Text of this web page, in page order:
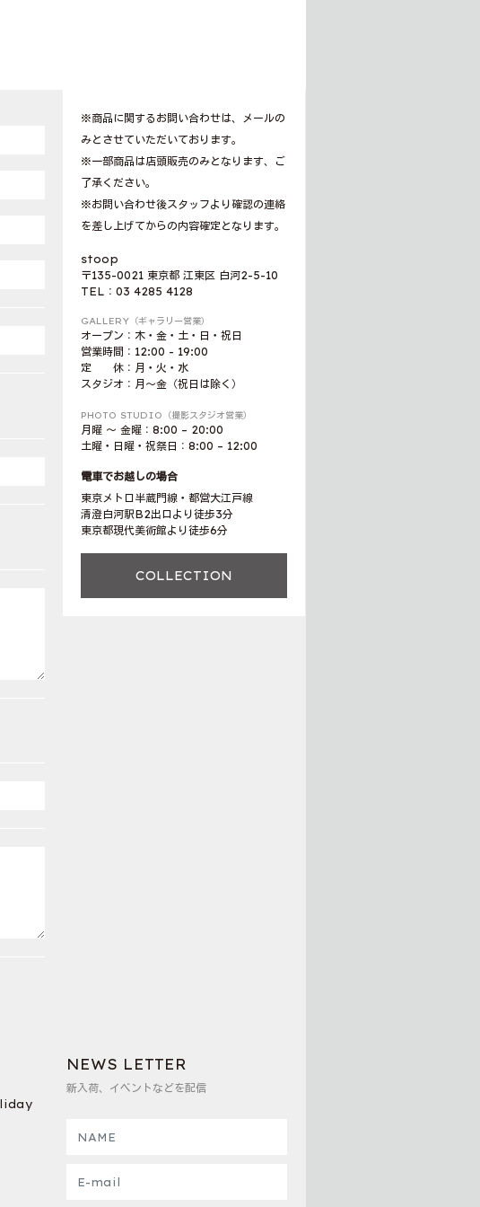
※商品に関するお問い合わせは、メールの
みとさせていただいております。
※一部商品は店頭販売のみとなります、ご
了承ください。
※お問い合わせ後スタッフより確認の連絡
を差し上げてからの内容確定となります。
stoop
〒135-0021 東京都 江東区 白河2-5-10
TEL：03 4285 4128
GALLERY（ギャラリー営業）
オープン：木・金・土・日・祝日
営業時間：12:00 - 19:00
定 休：月・火・水
スタジオ：月〜金（祝日は除く）
PHOTO STUDIO（撮影スタジオ営業）
月曜 〜 金曜：8:00 – 20:00
土曜・日曜・祝祭日：8:00 – 12:00
電車でお越しの場合
東京メトロ半蔵門線・都営大江戸線
清澄白河駅B2出口より徒歩3分
東京都現代美術館より徒歩6分
COLLECTION
NEWS LETTER
新入荷、イベントなどを配信